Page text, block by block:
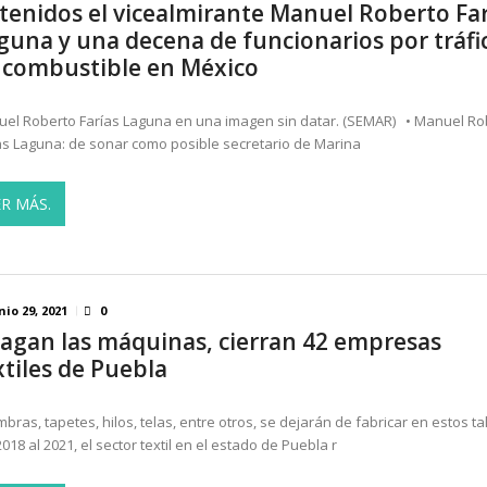
las memorias del chef Anthony Bourdain JULIO 29, 2026
la inversión; el Parlamento aprueba reformas ... JULIO 29,
el vicealmirante Manuel Roberto
y una decena de funcionarios por
en México
Roberto Farías Laguna en una imagen sin datar. (SEMAR) • Manuel
Laguna: de sonar como posible secretario de Marina
MÁS.
29, 2021 0
las máquinas, cierran 42 empresas
de Puebla
tapetes, hilos, telas, entre otros, se dejarán de fabricar en estos
al 2021, el sector textil en el estado de Puebla r